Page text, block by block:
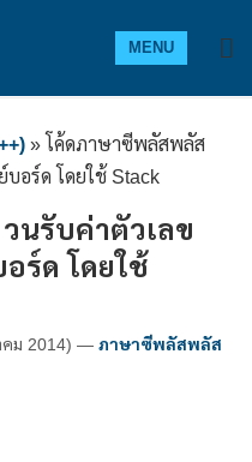
MENU
» โค้ดภาษาซีพลัสพลัส
บอร์ด โดยใช้ Stack
นรับค่าตัวเลข
ร์ด โดยใช้
ม 2014) — ภาษาซีพลัสพลัส